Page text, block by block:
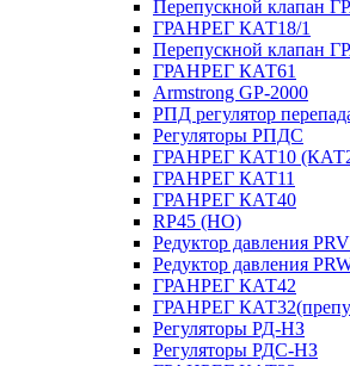
Перепускной клапан
ГРАНРЕГ КАТ18/1
Перепускной клапан
ГРАНРЕГ КАТ61
Armstrong GP-2000
РПД регулятор
Регуляторы РПДС
ГРАНРЕГ КАТ10
ГРАНРЕГ КАТ11
ГРАНРЕГ КАТ40
RP45 (НО)
Редуктор давления
Редуктор давления
ГРАНРЕГ КАТ42
ГРАНРЕГ
Регуляторы РД-НЗ
Регуляторы РДС-НЗ